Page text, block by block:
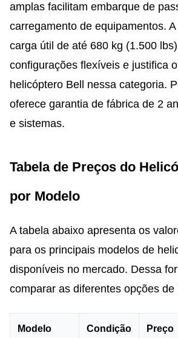
amplas facilitam embarque de
carregamento de equipamentos.
carga útil de até 680 kg (1.500
configurações flexíveis e justifica
helicóptero Bell nessa categoria.
oferece garantia de fábrica de 2
e sistemas.
Tabela de Preços do
por Modelo
A tabela abaixo apresenta os
para os principais modelos de
disponíveis no mercado. Dessa
comparar as diferentes opções de
Modelo Condição
Preço